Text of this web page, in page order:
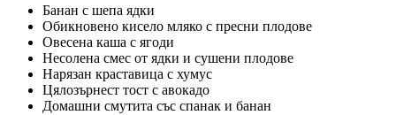
Банан с шепа ядки
Обикновено кисело мляко с пресни плодове
Овесена каша с ягоди
Несолена смес от ядки и сушени плодове
Нарязан краставица с хумус
Цялозърнест тост с авокадо
Домашни смутита със спанак и банан